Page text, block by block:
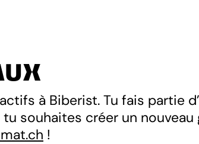
à Biberist. Tu fais partie
souhaites créer un nouveau
!